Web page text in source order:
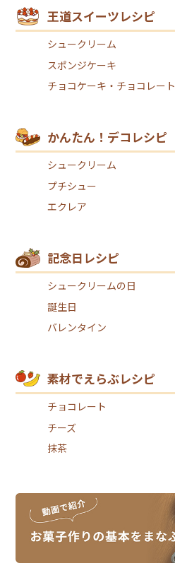
王道スイーツレシピ
シュークリーム
スポンジケーキ
チョコケーキ・チョコレート
かんたん！デコレシピ
シュークリーム
プチシュー
エクレア
記念日レシピ
シュークリームの日
誕生日
バレンタイン
素材でえらぶレシピ
チョコレート
チーズ
抹茶